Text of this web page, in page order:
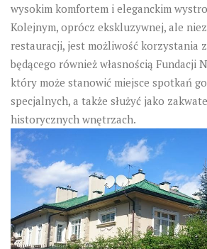
wysokim komfortem i eleganckim
Kolejnym, oprócz ekskluzywnej, ale
restauracji, jest możliwość korzystania
będącego również własnością Fundacji
który może stanowić miejsce spotkań
specjalnych, a także służyć jako
historycznych wnętrzach.